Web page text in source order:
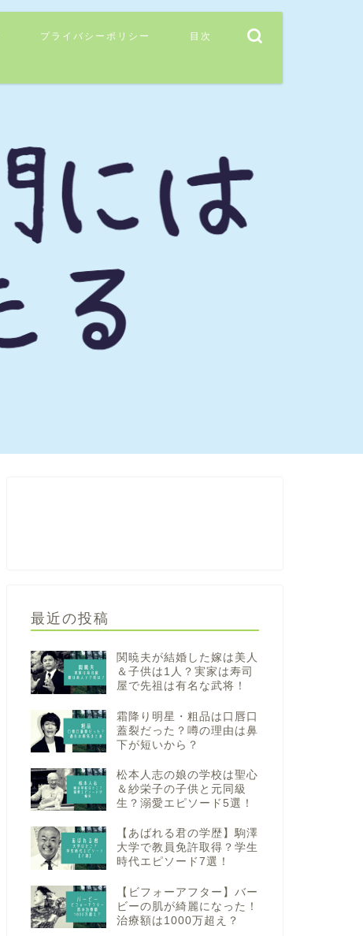
プライバシーポリシー 目次
最近の投稿
関暁夫が結婚した嫁は美人
＆子供は1人？実家は寿司
屋で先祖は有名な武将！
霜降り明星・粗品は口唇口
蓋裂だった？噂の理由は鼻
下が短いから？
松本人志の娘の学校は聖心
＆紗栄子の子供と元同級
生？溺愛エピソード5選！
【あばれる君の学歴】駒澤
大学で教員免許取得？学生
時代エピソード7選！
【ビフォーアフター】バー
ビーの肌が綺麗になった！
治療額は1000万超え？